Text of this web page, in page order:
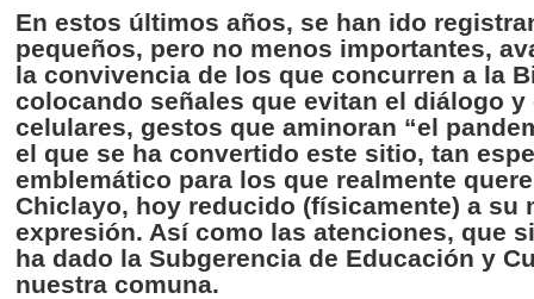
En estos últimos años, se han ido
pequeños, pero no menos importantes,
la convivencia de los que concurren a la
colocando señales que evitan el diálogo y
celulares, gestos que aminoran “el
el que se ha convertido este sitio, tan
emblemático para los que realmente
Chiclayo, hoy reducido (físicamente) a su
expresión. Así como las atenciones, que
ha dado la Subgerencia de Educación y
nuestra comuna.